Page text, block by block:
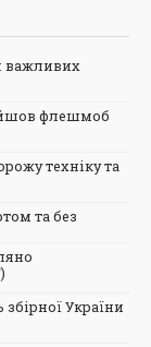
важливих
флешмоб
техніку та
та без
України